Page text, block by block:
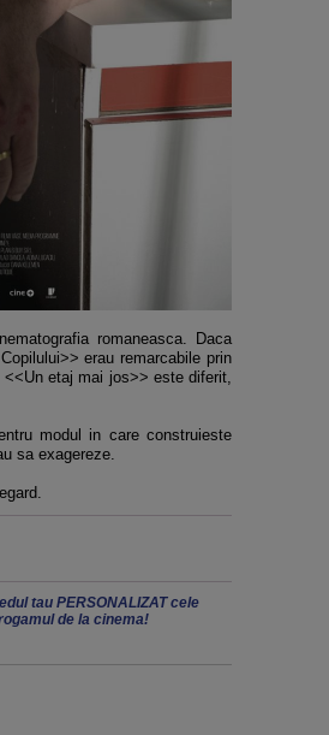
romaneasca. Daca
erau remarcabile prin
etaj mai jos>> este diferit,
modul in care construieste
sa exagereze.
tau PERSONALIZAT cele
de la cinema!